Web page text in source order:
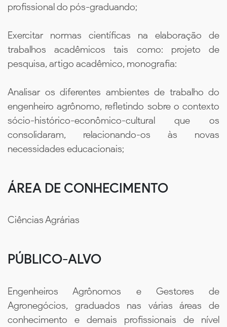
profissional do pós-graduando;
Exercitar normas científicas na elaboração de
trabalhos acadêmicos tais como: projeto de
pesquisa, artigo acadêmico, monografia:
Analisar os diferentes ambientes de trabalho do
engenheiro agrônomo, refletindo sobre o contexto
sócio-histórico-econômico-cultural que os
consolidaram, relacionando-os às novas
necessidades educacionais;
ÁREA DE CONHECIMENTO
Ciências Agrárias
PÚBLICO-ALVO
Engenheiros Agrônomos e Gestores de
Agronegócios, graduados nas várias áreas de
conhecimento e demais profissionais de nível